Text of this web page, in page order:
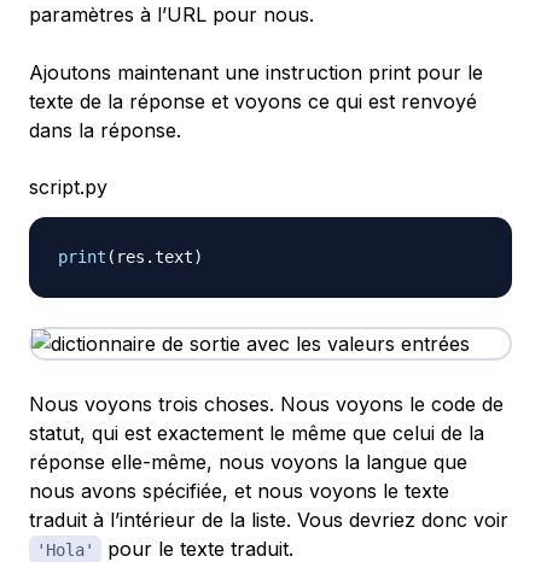
paramètres à l’URL pour nous.
Ajoutons maintenant une instruction print pour le
texte de la réponse et voyons ce qui est renvoyé
dans la réponse.
script.py
print ( res .text)
Nous voyons trois choses. Nous voyons le code de
statut, qui est exactement le même que celui de la
réponse elle-même, nous voyons la langue que
nous avons spécifiée, et nous voyons le texte
traduit à l’intérieur de la liste. Vous devriez donc voir
'Hola' pour le texte traduit.